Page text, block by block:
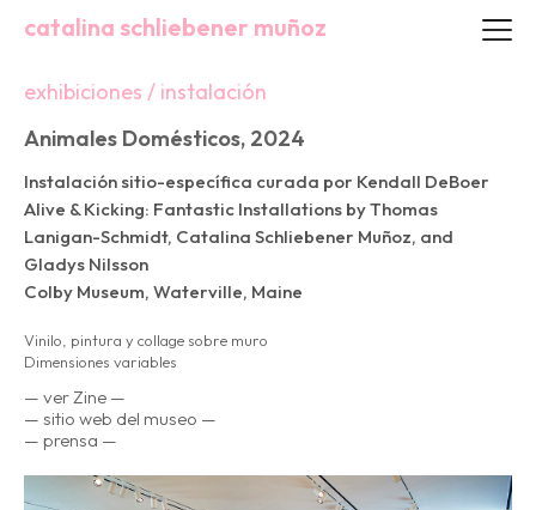
catalina schliebener muñoz
exhibiciones / instalación
Animales Domésticos, 2024
Instalación sitio-específica curada por Kendall DeBoer
Alive & Kicking: Fantastic Installations by Thomas
Lanigan-Schmidt, Catalina Schliebener Muñoz, and
Gladys Nilsson
Colby Museum, Waterville, Maine
Vinilo, pintura y collage sobre muro
Dimensiones variables
— ver Zine —
— sitio web del museo —
— prensa —